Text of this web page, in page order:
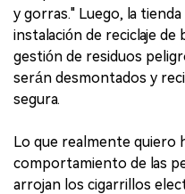
y gorras." Luego, la
instalación de reciclaje
gestión de residuos
serán desmontados y
segura.
Lo que realmente quiero
comportamiento de las
arrojan los cigarrillos